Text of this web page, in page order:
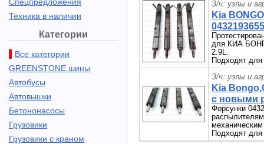
Техника в наличии
Категории
Все категории
GREENSTONE шины
Автобусы
Автовышки
Бетононасосы
Грузовики
Грузовики с краном
З/ч: узлы и
Kia
0432193655
для КИА
2.9L.
Подходят
З/ч: узлы и
Kia
с новыми
Форсунки
Подходят